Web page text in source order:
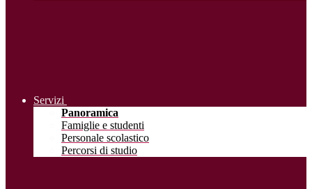
Servizi
Panoramica
Famiglie e studenti
Personale scolastico
Percorsi di studio